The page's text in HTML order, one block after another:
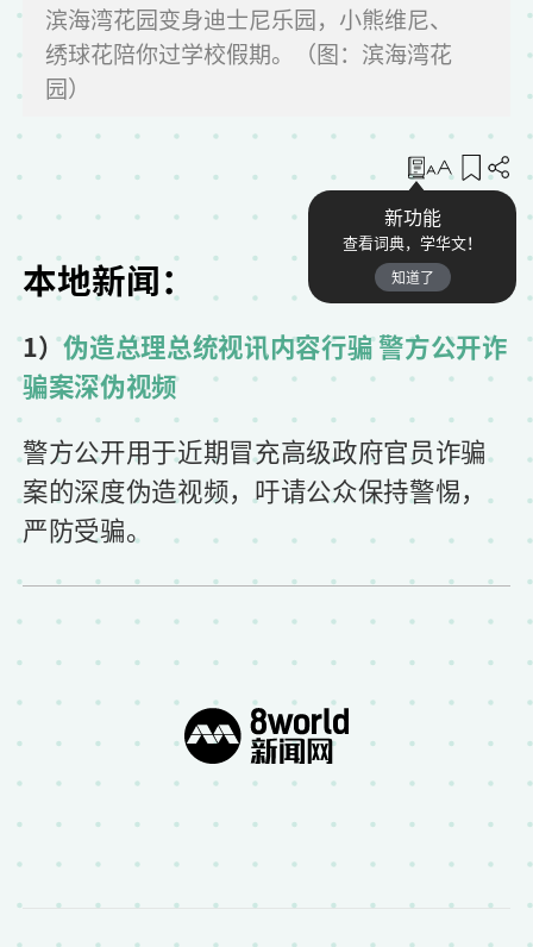
滨海湾花园变身迪士尼乐园，小熊维尼、
绣球花陪你过学校假期。（图：滨海湾花
园）
新功能
查看词典，学华文！
知道了
收藏
本地新闻：
1）伪造总理总统视讯内容行骗 警方公开诈
骗案深伪视频
警方公开用于近期冒充高级政府官员诈骗
案的深度伪造视频，吁请公众保持警惕，
严防受骗。